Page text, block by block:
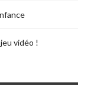
vidéo !